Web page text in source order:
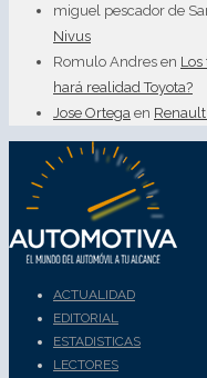
miguel pescador de
Nivus
Romulo Andres en
hará realidad Toyota?
Jose Ortega en
ACTUALIDAD
EDITORIAL
ESTADISTICAS
LECTORES